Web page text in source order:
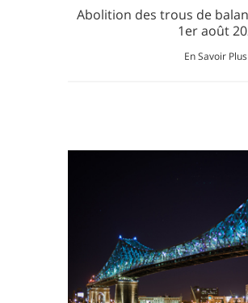
Abolition des trous de
1er août
En Savoir